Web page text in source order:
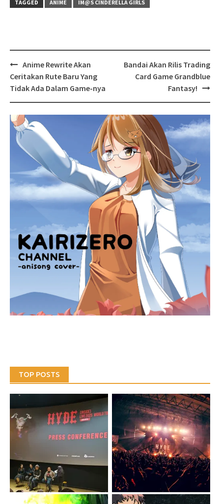
TAGGED
ANIME IM@S CINDERELLA GIRLS
Post
navigation
Anime Rewrite Akan
Ceritakan Rute Baru Yang
Tidak Ada Dalam Game-nya
Bandai Akan Rilis Trading
Card Game Grandblue
Fantasy!
TOP POSTS